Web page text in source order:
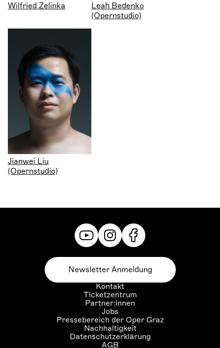
Wilfried Zelinka
Leah Bedenko
(Opernstudio)
Jianwei Liu
(Opernstudio)
Kontakt
Ticketzentrum
Partner:innen
Jobs
Pressebereich der Oper Graz
Nachhaltigkeit
Datenschutzerklärung
AGB
Newsletter Anmeldung